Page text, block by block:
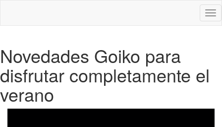
Novedades Goiko para
disfrutar completamente el
verano